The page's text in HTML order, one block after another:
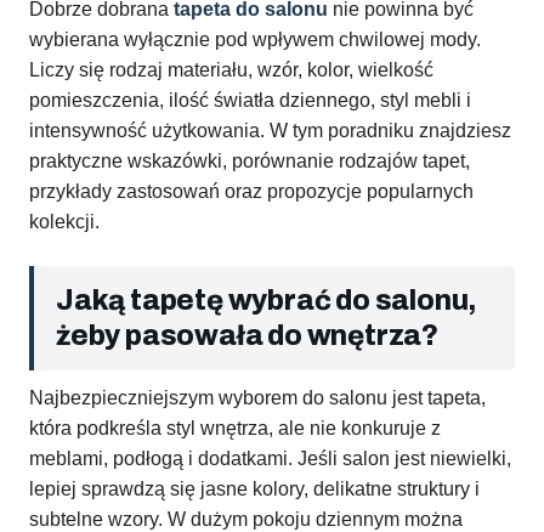
Dobrze dobrana tapeta do salonu nie powinna być
wybierana wyłącznie pod wpływem chwilowej mody.
Liczy się rodzaj materiału, wzór, kolor, wielkość
pomieszczenia, ilość światła dziennego, styl mebli i
intensywność użytkowania. W tym poradniku znajdziesz
praktyczne wskazówki, porównanie rodzajów tapet,
przykłady zastosowań oraz propozycje popularnych
kolekcji.
Jaką tapetę wybrać do salonu,
żeby pasowała do wnętrza?
Najbezpieczniejszym wyborem do salonu jest tapeta,
która podkreśla styl wnętrza, ale nie konkuruje z
meblami, podłogą i dodatkami. Jeśli salon jest niewielki,
lepiej sprawdzą się jasne kolory, delikatne struktury i
subtelne wzory. W dużym pokoju dziennym można